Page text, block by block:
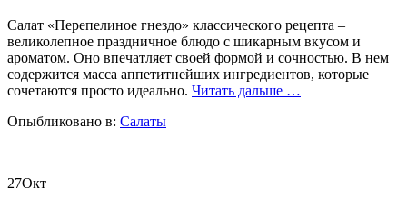
Салат «Перепелиное гнездо» классического рецепта –
великолепное праздничное блюдо с шикарным вкусом и
ароматом. Оно впечатляет своей формой и сочностью. В нем
содержится масса аппетитнейших ингредиентов, которые
сочетаются просто идеально. Читать дальше проСалат
…
Опыбликовано в: Салаты
27Окт